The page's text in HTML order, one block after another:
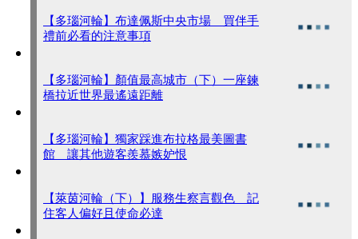
【多瑙河輪】布達佩斯中央市場 買伴手
禮前必看的注意事項
【多瑙河輪】顏值最高城市（下）一座鍊
橋拉近世界最遙遠距離
【多瑙河輪】獨家踩進布拉格最美圖書
館 讓其他遊客羨慕嫉妒恨
【萊茵河輪（下）】服務生察言觀色 記
住客人偏好且使命必達